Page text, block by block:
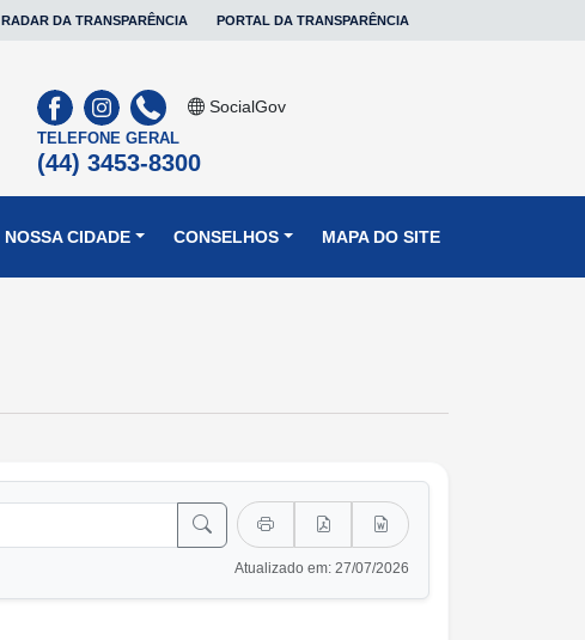
RADAR DA TRANSPARÊNCIA PORTAL DA TRANSPARÊNCIA
SocialGov
TELEFONE GERAL
(44) 3453-8300
NOSSA CIDADE CONSELHOS MAPA DO SITE
Atualizado em: 27/07/2026